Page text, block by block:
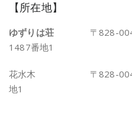
【所在地】
ゆずりは荘 〒828-0048
1487番地1
花水木 〒828-0048福
地1